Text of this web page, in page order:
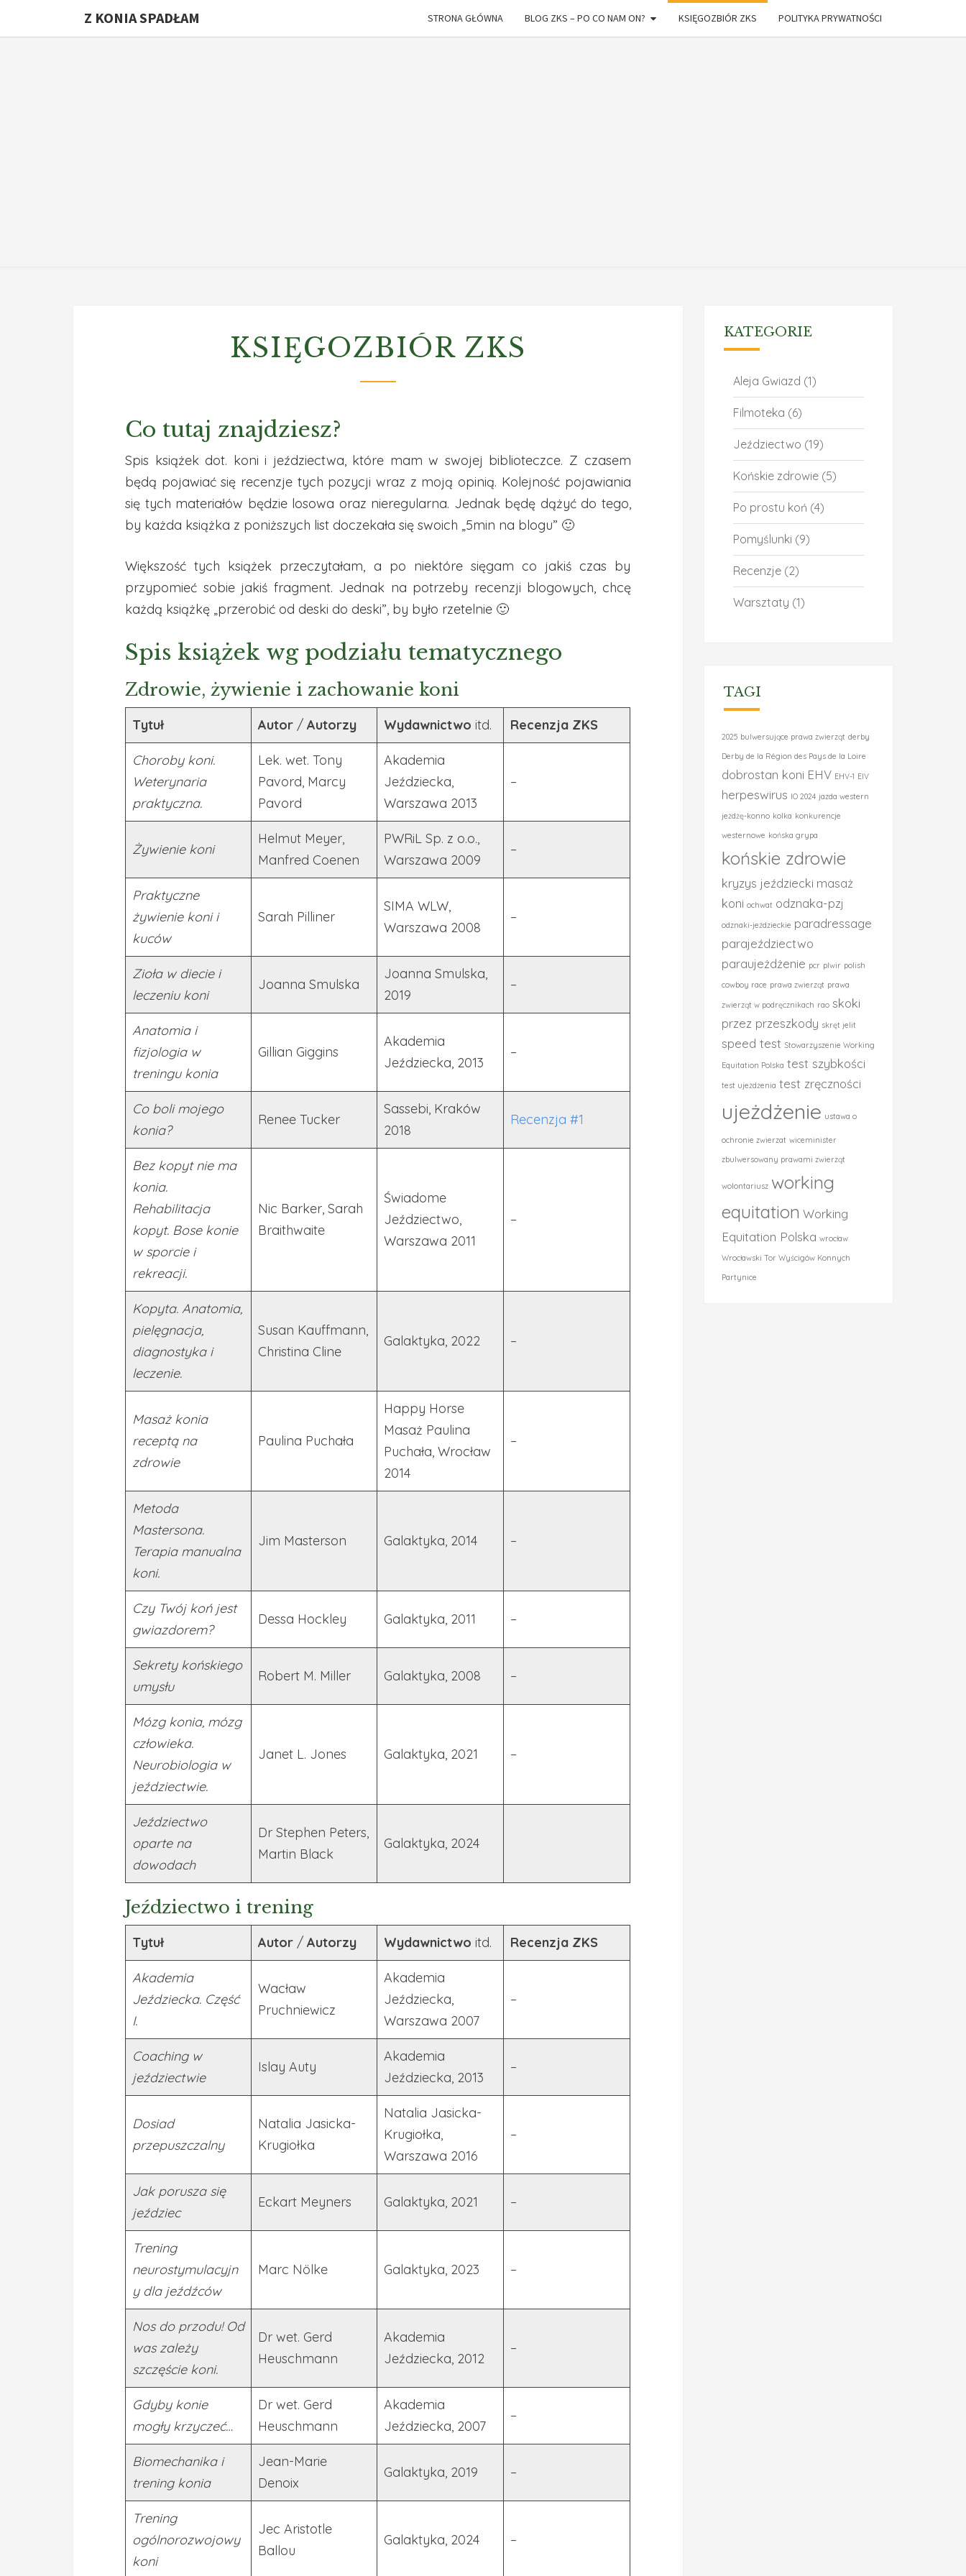
Z KONIA SPADŁAM STRONA GŁÓWNA BLOG ZKS – PO CO NAM ON? KSIĘGOZBIÓR ZKS POLITYKA PRYWATNOŚCI
ZKS
KSIĘGOZBIÓR ZKS
Co tutaj znajdziesz?
Spis książek dot. koni i jeździectwa, które mam w swojej biblioteczce. Z czasem
będą pojawiać się recenzje tych pozycji wraz z moją opinią. Kolejność pojawiania
się tych materiałów będzie losowa oraz nieregularna. Jednak będę dążyć do tego,
by każda książka z poniższych list doczekała się swoich „5min na blogu” 🙂
Większość tych książek przeczytałam, a po niektóre sięgam co jakiś czas by
przypomieć sobie jakiś fragment. Jednak na potrzeby recenzji blogowych, chcę
każdą książkę „przerobić od deski do deski”, by było rzetelnie 🙂
Spis książek wg podziału tematycznego
Zdrowie, żywienie i zachowanie koni
Tytuł Autor / Autorzy Wydawnictwo itd. Recenzja ZKS
Choroby koni.
Weterynaria
praktyczna.
Lek. wet. Tony
Pavord, Marcy
Pavord
Akademia
Jeździecka,
Warszawa 2013
–
Żywienie koni
Helmut Meyer,
Manfred Coenen
PWRiL Sp. z o.o.,
Warszawa 2009
–
Praktyczne
żywienie koni i
kuców
Sarah Pilliner
SIMA WLW,
Warszawa 2008
–
Zioła w diecie i
leczeniu koni
Joanna Smulska
Joanna Smulska,
2019
–
Anatomia i
fizjologia w
treningu konia
Gillian Giggins
Akademia
Jeździecka, 2013
–
Co boli mojego
konia?
Renee Tucker
Sassebi, Kraków
2018
Recenzja #1
Bez kopyt nie ma
konia.
Rehabilitacja
kopyt. Bose konie
w sporcie i
rekreacji.
Nic Barker, Sarah
Braithwaite
Świadome
Jeździectwo,
Warszawa 2011
–
Kopyta. Anatomia,
pielęgnacja,
diagnostyka i
leczenie.
Susan Kauffmann,
Christina Cline
Galaktyka, 2022 –
Masaż konia
receptą na
zdrowie
Paulina Puchała
Happy Horse
Masaż Paulina
Puchała, Wrocław
2014
–
Metoda
Mastersona.
Terapia manualna
koni.
Jim Masterson Galaktyka, 2014 –
Czy Twój koń jest
gwiazdorem?
Dessa Hockley Galaktyka, 2011 –
Sekrety końskiego
umysłu
Robert M. Miller Galaktyka, 2008 –
Mózg konia, mózg
człowieka.
Neurobiologia w
jeździectwie.
Janet L. Jones Galaktyka, 2021 –
Jeździectwo
oparte na
dowodach
Dr Stephen Peters,
Martin Black
Galaktyka, 2024
Jeździectwo i trening
Tytuł Autor / Autorzy Wydawnictwo itd. Recenzja ZKS
Akademia
Jeździecka. Część
I.
Wacław
Pruchniewicz
Akademia
Jeździecka,
Warszawa 2007
–
Coaching w
jeździectwie
Islay Auty
Akademia
Jeździecka, 2013
–
Dosiad
przepuszczalny
Natalia Jasicka-
Krugiołka
Natalia Jasicka-
Krugiołka,
Warszawa 2016
–
Jak porusza się
jeździec
Eckart Meyners Galaktyka, 2021 –
Trening
neurostymulacyjn
y dla jeźdźców
Marc Nölke Galaktyka, 2023 –
Nos do przodu! Od
was zależy
szczęście koni.
Dr wet. Gerd
Heuschmann
Akademia
Jeździecka, 2012
–
Gdyby konie
mogły krzyczeć…
Dr wet. Gerd
Heuschmann
Akademia
Jeździecka, 2007
–
Biomechanika i
trening konia
Jean-Marie
Denoix
Galaktyka, 2019 –
Trening
ogólnorozwojowy
koni
Jec Aristotle
Ballou
Galaktyka, 2024 –
KATEGORIE
Aleja Gwiazd (1)
Filmoteka (6)
Jeździectwo (19)
Końskie zdrowie(5)
Po prostu koń (4)
Pomyślunki (9)
Recenzje(2)
Warsztaty (1)
TAGI
2025 bulwersujące prawa zwierząt derby
Derby de la Région des Pays de la Loire
dobrostan koni EHV EHV-1 EIV
herpeswirus IO 2024 jazda western
jeżdżę-konno kolka konkurencje
westernowe końska grypa
końskie zdrowie
kryzys jeździecki masaż
koni ochwat odznaka-pzj
odznaki-jeździeckie paradressage
parajeździectwo
paraujeżdżenie pcr plwir polish
cowboy race prawa zwierząt prawa
zwierząt w podręcznikach rao skoki
przez przeszkody skręt jelit
speed test Stowarzyszenie Working
Equitation Polska test szybkości
test ujeżdżenia test zręczności
ujeżdżenie ustawa o
ochronie zwierzat wiceminister
zbulwersowany prawami zwierząt
wolontariusz working
equitation Working
Equitation Polska wrocław
Wrocławski Tor Wyścigów Konnych
Partynice